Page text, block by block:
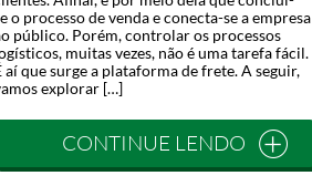
o processo de venda e conecta-se a empresa
público. Porém, controlar os processos
muitas vezes, não é uma tarefa fácil.
aí que surge a plataforma de frete. A seguir,
explorar […]
CONTINUE LENDO